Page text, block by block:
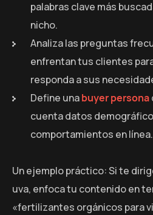
palabras clave más
nicho.
Analiza las preguntas
enfrentan tus clientes
responda a sus
Define unabuyer persona
cuenta datos
comportamientos en línea.
Un ejemplo práctico: Si te
uva, enfoca tu contenido en
«fertilizantes orgánicos para